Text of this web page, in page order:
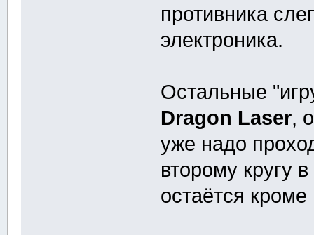
противника
электроника.
Остальные
Dragon Laser,
уже надо
второму кругу
остаётся